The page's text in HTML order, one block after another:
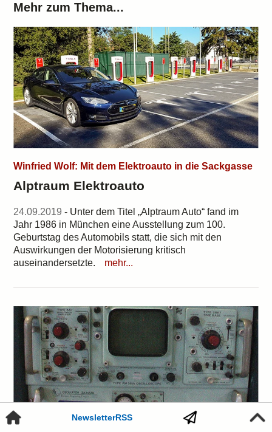
NewsletterRSS
Mehr zum Thema...
Winfried Wolf: Mit dem Elektroauto in die Sackgasse
Alptraum Elektroauto
24.09.2019 - Unter dem Titel „Alptraum Auto“ fand im
Jahr 1986 in München eine Ausstellung zum 100.
Geburtstag des Automobils statt, die sich mit den
Auswirkungen der Motorisierung kritisch
auseinandersetzte.
mehr...